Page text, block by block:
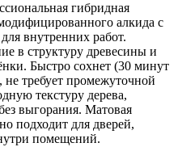
гибридная
алкида с
внутренних работ.
в структуру древесины и
Быстро сохнет (30 минут
требует промежуточной
текстуру дерева,
выгорания. Матовая
подходит для дверей,
помещений.